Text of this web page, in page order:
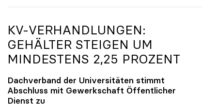
KV-VERHANDLUNGEN:
GEHÄLTER STEIGEN UM
MINDESTENS 2,25 PROZENT
Dachverband der Universitäten stimmt
Abschluss mit Gewerkschaft Öffentlicher
Dienst zu